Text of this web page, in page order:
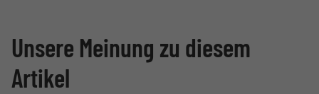
Unsere Meinung zu diesem
Artikel